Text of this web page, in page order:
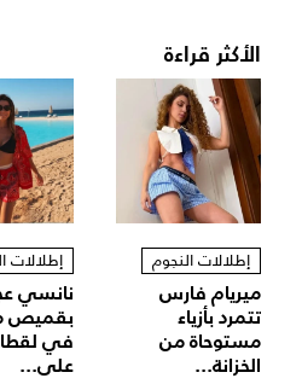
الأكثر قراءة
إطلالات النجوم
ميريام فارس
تتمرد بأزياء
مستوحاة من
الخزانة...
إطلالات
نانسي
بقميص
في
على...